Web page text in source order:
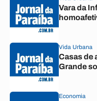
Vara da
Vida Urbana
Casas de
Grande
Economia